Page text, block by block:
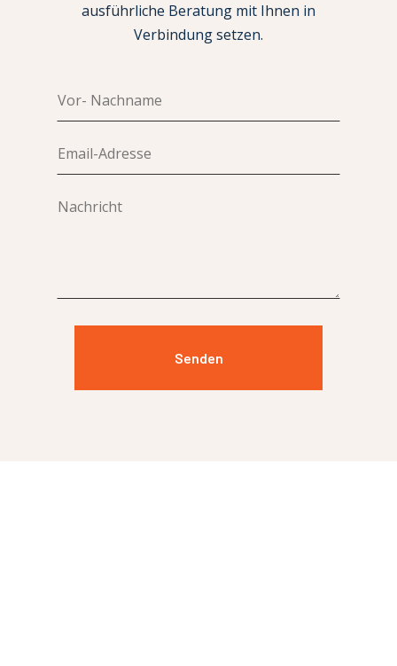
ausführliche Beratung mit Ihnen in
Verbindung setzen.